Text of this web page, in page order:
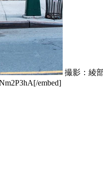
撮影：綾
embed]